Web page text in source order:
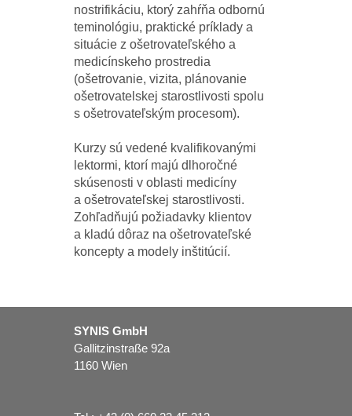
nostrifikáciu, ktorý zahŕňa odbornú
teminológiu, praktické príklady a
situácie z ošetrovateľského a
medicínskeho prostredia
(ošetrovanie, vizita, plánovanie
ošetrovatelskej starostlivosti spolu
s ošetrovateľským procesom).
Kurzy sú vedené kvalifikovanými
lektormi, ktorí majú dlhoročné
skúsenosti v oblasti medicíny
a ošetrovateľskej starostlivosti.
Zohľadňujú požiadavky klientov
a kladú dôraz na ošetrovateľské
koncepty a modely inštitúcií.
SYNIS GmbH
Gallitzinstraße 92a
1160 Wien